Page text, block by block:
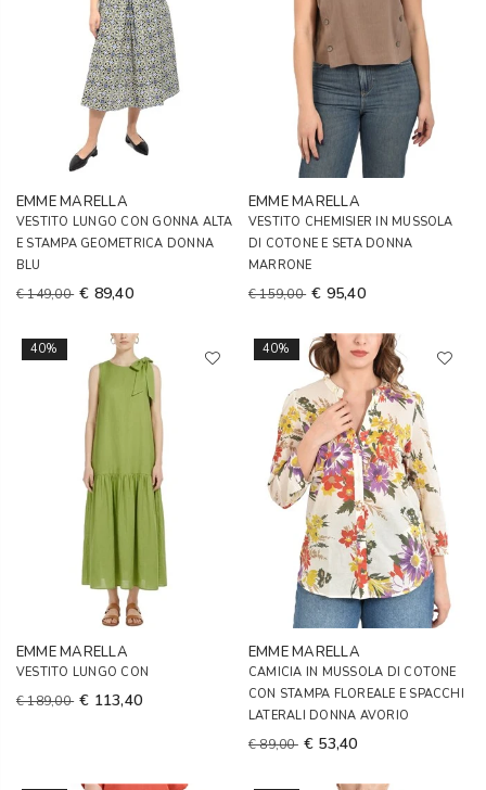
EMME MARELLA
VESTITO LUNGO CON GONNA ALTA
E STAMPA GEOMETRICA DONNA
BLU
€ 149,00 € 89,40
EMME MARELLA
VESTITO CHEMISIER IN MUSSOLA
DI COTONE E SETA DONNA
MARRONE
€ 159,00 € 95,40
40%
EMME MARELLA
VESTITO LUNGO CON
€ 189,00 € 113,40
40%
EMME MARELLA
CAMICIA IN MUSSOLA DI COTONE
CON STAMPA FLOREALE E SPACCHI
LATERALI DONNA AVORIO
€ 89,00 € 53,40